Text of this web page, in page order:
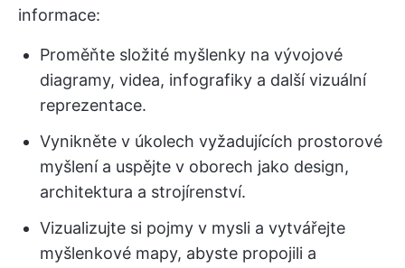
informace:
Proměňte složité myšlenky na vývojové
diagramy, videa, infografiky a další vizuální
reprezentace.
Vynikněte v úkolech vyžadujících prostorové
myšlení a uspějte v oborech jako design,
architektura a strojírenství.
Vizualizujte si pojmy v mysli a vytvářejte
myšlenkové mapy, abyste propojili a